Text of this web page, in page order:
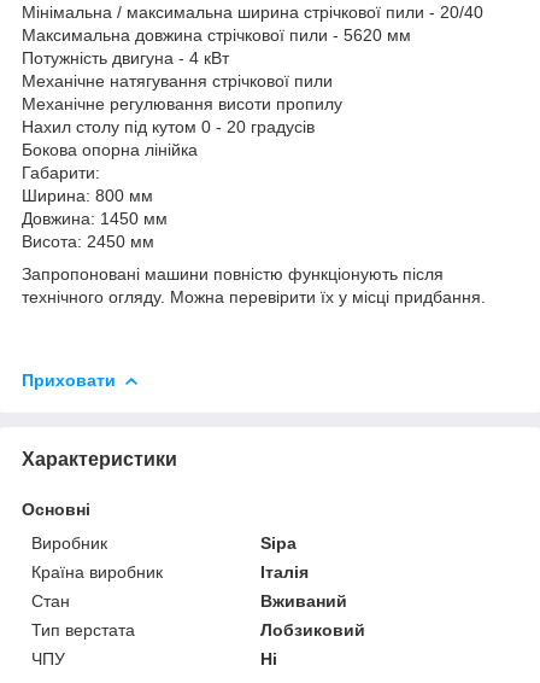
Мінімальна / максимальна ширина стрічкової пили - 20/40
Максимальна довжина стрічкової пили - 5620 мм
Потужність двигуна - 4 кВт
Механічне натягування стрічкової пили
Механічне регулювання висоти пропилу
Нахил столу під кутом 0 - 20 градусів
Бокова опорна лінійка
Габарити:
Ширина: 800 мм
Довжина: 1450 мм
Висота: 2450 мм
Запропоновані машини повністю функціонують після
технічного огляду. Можна перевірити їх у місці придбання.
Приховати
Характеристики
Основні
Виробник
Sipa
Країна виробник
Італія
Стан
Вживаний
Тип верстата
Лобзиковий
ЧПУ
Ні